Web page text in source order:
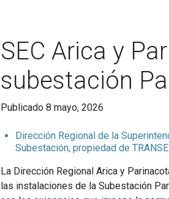
SEC Arica y
subestación
Publicado 8 mayo, 2026
Dirección Regional de la
Subestación, propiedad de
La Dirección Regional Arica y
las instalaciones de la Subestación